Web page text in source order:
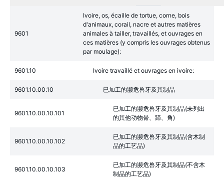
9601
Ivoire, os, écaille de tortue, corne, bois
d'animaux, corail, nacre et autres matières
animales à tailler, travaillés, et ouvrages en
ces matières (y compris les ouvrages obtenus
par moulage):
9601.10 Ivoire travaillé et ouvrages en ivoire:
9601.10.00.10 已加工的濒危兽牙及其制品
9601.10.00.10.101
已加工的濒危兽牙及其制品(未列出
的其他动物骨、蹄、角)
9601.10.00.10.102
已加工的濒危兽牙及其制品(含木制
品的工艺品)
9601.10.00.10.103
已加工的濒危兽牙及其制品(不含木
制品的工艺品)